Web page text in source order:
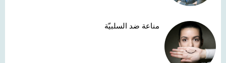
مناعة ضد السلبيّة